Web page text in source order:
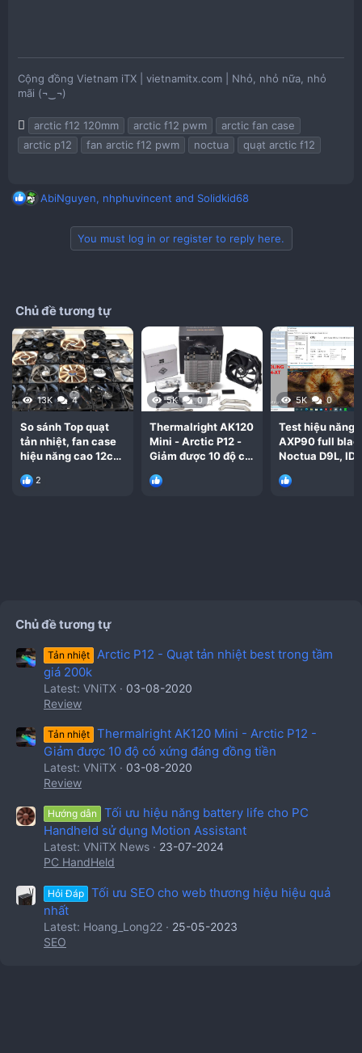
Cộng đồng Vietnam iTX | vietnamitx.com | Nhỏ, nhỏ nữa, nhỏ
mãi (¬‿¬)
T
a
g
arctic f12 120mm arctic f12 pwm
arctic fan case
arctic p12
fan arctic f12 pwm noctua quạt arctic f12
R
s
:
AbiNguyen, nhphuvincent and Solidkid68
You must log in or register to reply here.
Chủ đề tương tự
13K 4
So sánh Top quạt
tản nhiệt, fan case
hiệu năng cao 12cm
itx 2
5K 0
Thermalright AK120
Mini - Arctic P12 -
Giảm được 10 độ có
5K 0
Test hiệu năng
AXP90 full
Noctua D9L, ID
Chủ đề tương tự
Tản nhiệt
Arctic P12 - Quạt tản nhiệt best trong tầm
giá 200k
Latest: VNiTX
03-08-2020
Review
Tản nhiệt
Thermalright AK120 Mini - Arctic P12 -
Giảm được 10 độ có xứng đáng đồng tiền
Latest: VNiTX
03-08-2020
Review
Hướng dẫn
Tối ưu hiệu năng battery life cho PC
Handheld sử dụng Motion Assistant
Latest: VNiTX News
23-07-2024
PC HandHeld
Hỏi Đáp
Tối ưu SEO cho web thương hiệu hiệu quả
nhất
Latest: Hoang_Long22
25-05-2023
SEO